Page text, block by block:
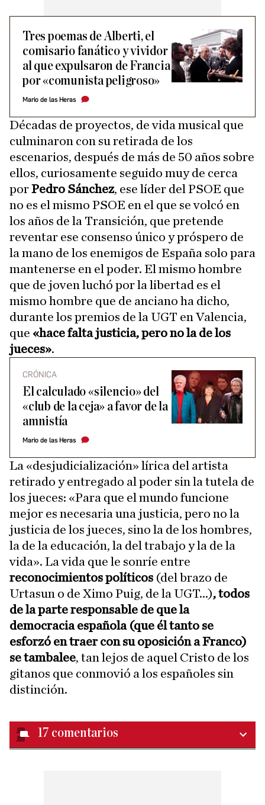
Tres poemas de Alberti, el
comisario fanático y vividor
al que expulsaron de Francia
por «comunista peligroso»
Mario de las Heras
Décadas de proyectos, de vida musical que
culminaron con su retirada de los
escenarios, después de más de 50 años sobre
ellos, curiosamente seguido muy de cerca
porPedro Sánchez, ese líder del PSOE que
no es el mismo PSOE en el que se volcó en
los años de la Transición, que pretende
reventar ese consenso único y próspero de
la mano de los enemigos de España solo para
mantenerse en el poder. El mismo hombre
que de joven luchó por la libertad es el
mismo hombre que de anciano ha dicho,
durante los premios de la UGT en Valencia,
que «hace falta justicia, pero no la de los
jueces».
CRÓNICA
El calculado «silencio» del
«club de la ceja» a favor de la
amnistía
Mario de las Heras
La «desjudicialización» lírica del artista
retirado y entregado al poder sin la tutela de
los jueces: «Para que el mundo funcione
mejor es necesaria una justicia, pero no la
justicia de los jueces, sino la de los hombres,
la de la educación, la del trabajo y la de la
vida». La vida que le sonríe entre
reconocimientos políticos (del brazo de
Urtasun o de Ximo Puig, de la UGT...), todos
de la parte responsable de que la
democracia española (que él tanto se
esforzó en traer con su oposición a Franco)
se tambalee, tan lejos de aquel Cristo de los
gitanos que conmovió a los españoles sin
distinción.
17 comentarios